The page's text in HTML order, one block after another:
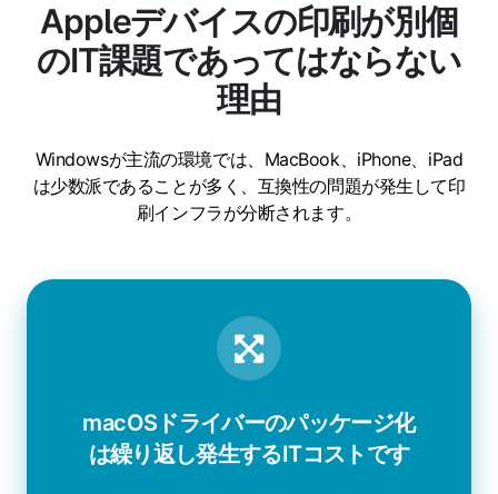
Appleデバイスの印刷が別個
のIT課題であってはならない
理由
Windowsが主流の環境では、MacBook、iPhone、iPad
は少数派であることが多く、互換性の問題が発生して印
刷インフラが分断されます。
macOSドライバーのパッケージ化
は繰り返し発生するITコストです